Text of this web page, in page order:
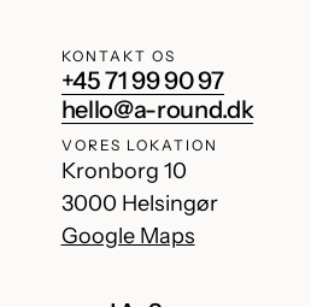
KONTAKT OS
+45 71 99 90 97
hello@a-round.dk
VORES LOKATION
Kronborg 10
3000 Helsingør
Google Maps